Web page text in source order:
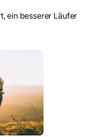
ein besserer Läufer